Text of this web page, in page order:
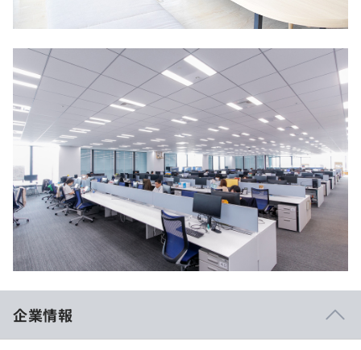
企業情報